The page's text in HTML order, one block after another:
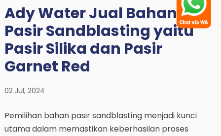
Ady Water Jual Bahan
Pasir Sandblasting yaitu
Pasir Silika dan Pasir
Garnet Red
02 Jul, 2024
Pemilihan bahan pasir sandblasting menjadi kunci
utama dalam memastikan keberhasilan proses